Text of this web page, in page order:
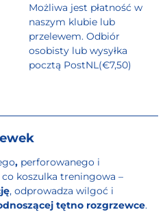
Możliwa jest płatność w
naszym klubie lub
przelewem. Odbiór
osobisty lub wysyłka
pocztą PostNL(€7,50)
, perforowanego i
koszulka treningowa –
, odprowadza wilgoć i
tętno rozgrzewce.